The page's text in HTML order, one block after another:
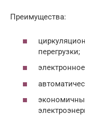
Преимущества:
перегрузки;